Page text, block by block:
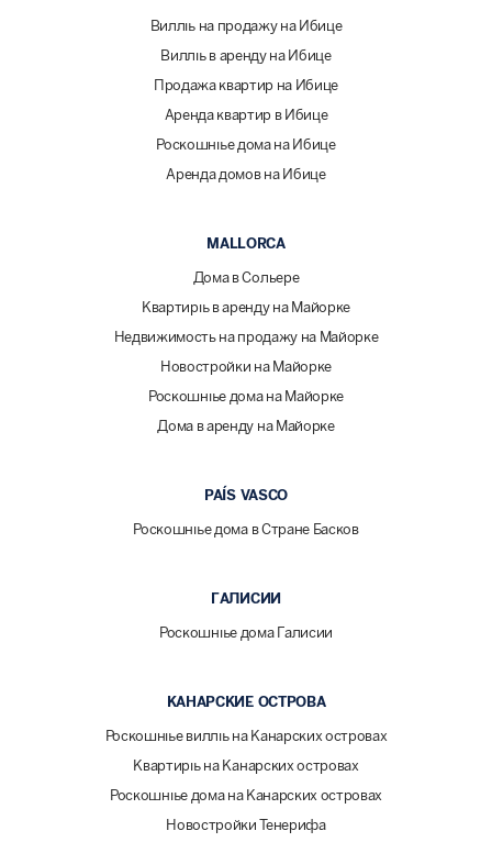
Виллы на продажу на Ибице
Виллы в аренду на Ибице
Продажа квартир на Ибице
Аренда квартир в Ибице
Роскошные дома на Ибице
Аренда домов на Ибице
MALLORCA
Дома в Сольере
Квартиры в аренду на Майорке
Недвижимость на продажу на Майорке
Новостройки на Майорке
Роскошные дома на Майорке
Дома в аренду на Майорке
PAÍS VASCO
Роскошные дома в Стране Басков
ГАЛИСИИ
Роскошные дома Галисии
КАНАРСКИЕ ОСТРОВА
Роскошные виллы на Канарских островах
Квартиры на Канарских островах
Роскошные дома на Канарских островах
Новостройки Тенерифа